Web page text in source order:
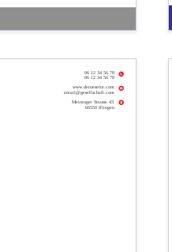
06 12 34 56 78
www.deineseite.com
Meininger Strasse 43
email@gesellschaft.com
66550 Illingen
06 12 34 56 78